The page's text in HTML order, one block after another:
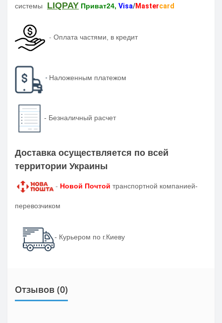
системы LIQPAY Приват24, Visa/Mastercard
- Оплата частями, в кредит
- Наложенным платежом
- Безналичный расчет
Доставка осуществляется по всей
территории Украины
- Новой Почтой транспортной компанией-
перевозчиком
- Курьером по г.Киеву
Отзывов (0)